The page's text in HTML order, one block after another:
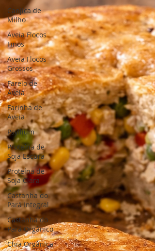
Canjica de
Milho
Aveia Flocos
Finos
Aveia Flocos
Grossos
Farelo de
Aveia
Farinha de
Aveia
Psyllium
Proteína de
Soja Escura
Proteína de
Soja Clara
Castanha do
Pará Integral
Castanha do
Pará Orgânico
Chia Orgânica